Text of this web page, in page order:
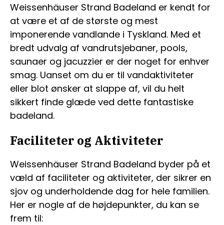
Weissenhäuser Strand Badeland er kendt for
at være et af de største og mest
imponerende vandlande i Tyskland. Med et
bredt udvalg af vandrutsjebaner, pools,
saunaer og jacuzzier er der noget for enhver
smag. Uanset om du er til vandaktiviteter
eller blot ønsker at slappe af, vil du helt
sikkert finde glæde ved dette fantastiske
badeland.
Faciliteter og Aktiviteter
Weissenhäuser Strand Badeland byder på et
væld af faciliteter og aktiviteter, der sikrer en
sjov og underholdende dag for hele familien.
Her er nogle af de højdepunkter, du kan se
frem til: